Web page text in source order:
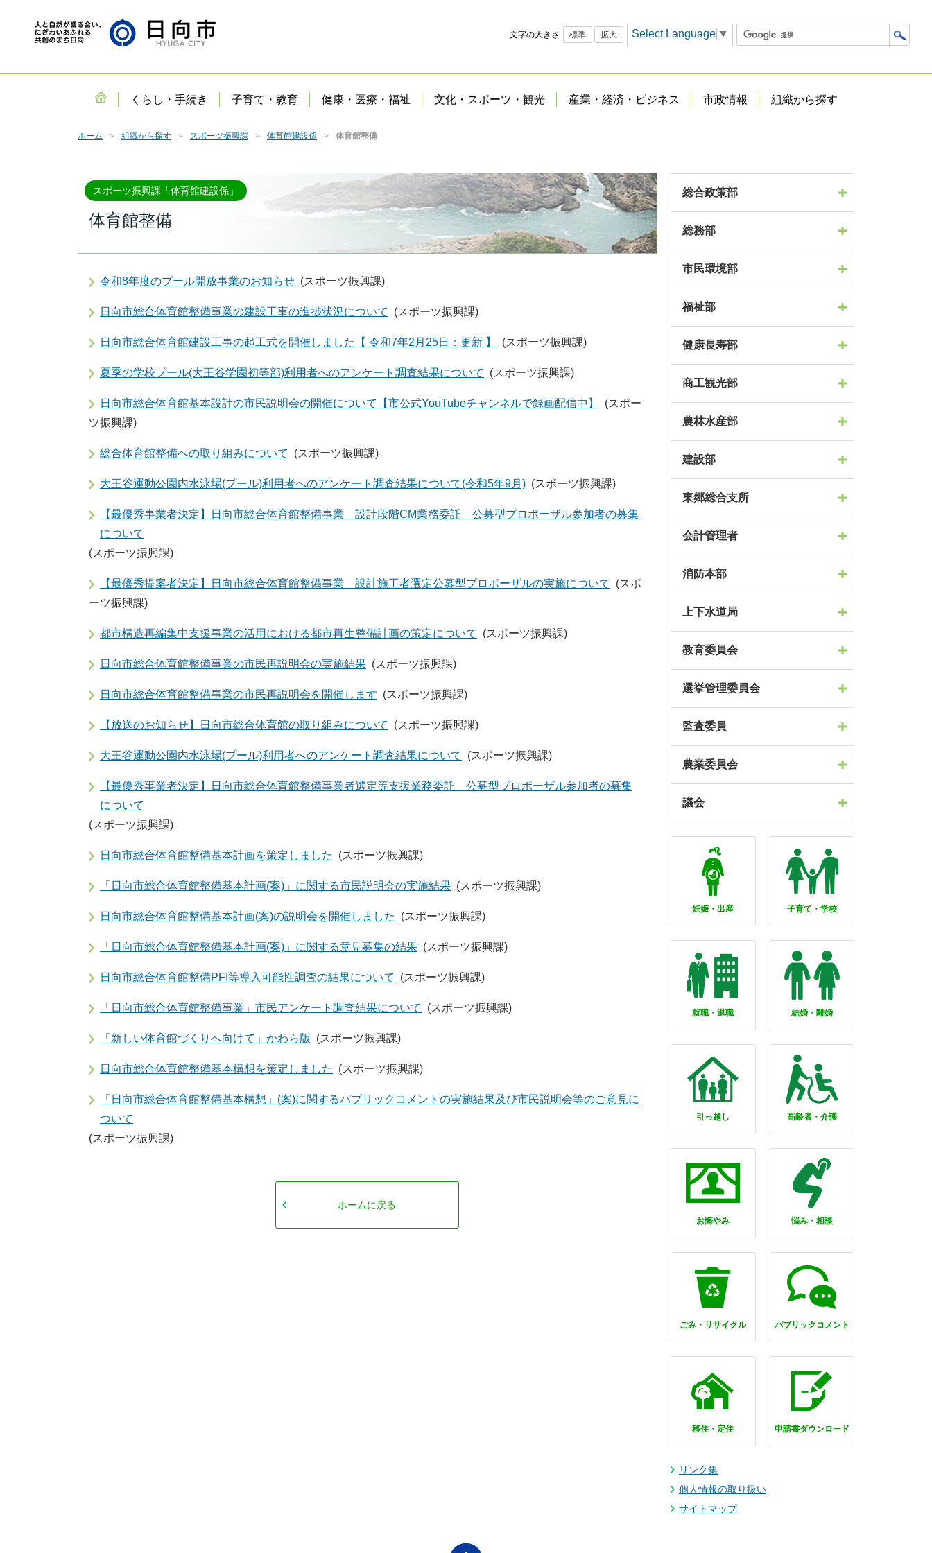
文字の大きさ 標準 拡大 Select Language ▼
くらし・手続き 子育て・教育 健康・医療・福祉 文化・スポーツ・観光 産業・経済・ビジネス 市政情報 組織から探す
ホーム 組織から探す スポーツ振興課 体育館建設係 体育館整備
スポーツ振興課「体育館建設係」
体育館整備
令和8年度のプール開放事業のお知らせ (スポーツ振興課)
日向市総合体育館整備事業の建設工事の進捗状況について (スポーツ振興課)
日向市総合体育館建設工事の起工式を開催しました【 令和7年2月25日：更新 】 (スポーツ振興課)
夏季の学校プール(大王谷学園初等部)利用者へのアンケート調査結果について (スポーツ振興課)
日向市総合体育館基本設計の市民説明会の開催について【市公式YouTubeチャンネルで録画配信中】
(スポー
ツ振興課)
総合体育館整備への取り組みについて (スポーツ振興課)
大王谷運動公園内水泳場(プール)利用者へのアンケート調査結果について(令和5年9月) (スポーツ振興課)
【最優秀事業者決定】日向市総合体育館整備事業 設計段階CM業務委託 公募型プロポーザル参加者の募集
について
(スポーツ振興課)
【最優秀提案者決定】日向市総合体育館整備事業 設計施工者選定公募型プロポーザルの実施について
(スポ
ーツ振興課)
都市構造再編集中支援事業の活用における都市再生整備計画の策定について (スポーツ振興課)
日向市総合体育館整備事業の市民再説明会の実施結果 (スポーツ振興課)
日向市総合体育館整備事業の市民再説明会を開催します (スポーツ振興課)
【放送のお知らせ】日向市総合体育館の取り組みについて (スポーツ振興課)
大王谷運動公園内水泳場(プール)利用者へのアンケート調査結果について (スポーツ振興課)
【最優秀事業者決定】日向市総合体育館整備事業者選定等支援業務委託 公募型プロポーザル参加者の募集
について
(スポーツ振興課)
日向市総合体育館整備基本計画を策定しました (スポーツ振興課)
「日向市総合体育館整備基本計画(案)」に関する市民説明会の実施結果 (スポーツ振興課)
日向市総合体育館整備基本計画(案)の説明会を開催しました (スポーツ振興課)
「日向市総合体育館整備基本計画(案)」に関する意見募集の結果 (スポーツ振興課)
日向市総合体育館整備PFI等導入可能性調査の結果について (スポーツ振興課)
「日向市総合体育館整備事業」市民アンケート調査結果について (スポーツ振興課)
「新しい体育館づくりへ向けて」かわら版 (スポーツ振興課)
日向市総合体育館整備基本構想を策定しました (スポーツ振興課)
「日向市総合体育館整備基本構想」(案)に関するパブリックコメントの実施結果及び市民説明会等のご意見に
ついて
(スポーツ振興課)
ホームに戻る
総合政策部
総務部
市民環境部
福祉部
健康長寿部
商工観光部
農林水産部
建設部
東郷総合支所
会計管理者
消防本部
上下水道局
教育委員会
選挙管理委員会
監査委員
農業委員会
議会
妊娠・出産 子育て・学校
就職・退職 結婚・離婚
引っ越し 高齢者・介護
お悔やみ 悩み・相談
ごみ・リサイクル パブリックコメント
移住・定住 申請書ダウンロード
リンク集
個人情報の取り扱い
サイトマップ